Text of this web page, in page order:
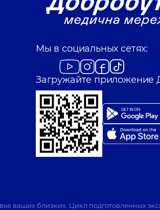
Мы в социальных сетях:
Загружайте приложение
ваших близких. Цикл подготовленных